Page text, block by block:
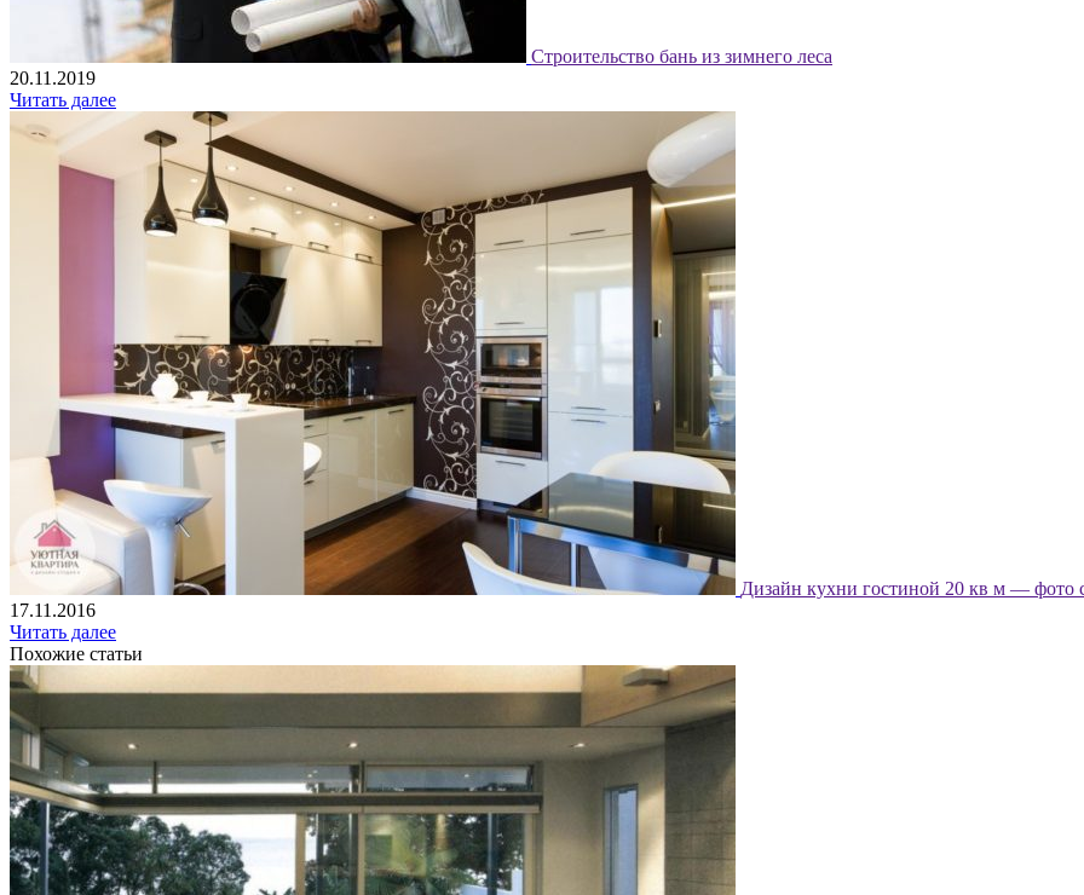
Строительство бань из зимнего леса
20.11.2019
Читать далее
Дизайн кухни гостиной 20 кв м — фото
17.11.2016
Читать далее
Похожие статьи